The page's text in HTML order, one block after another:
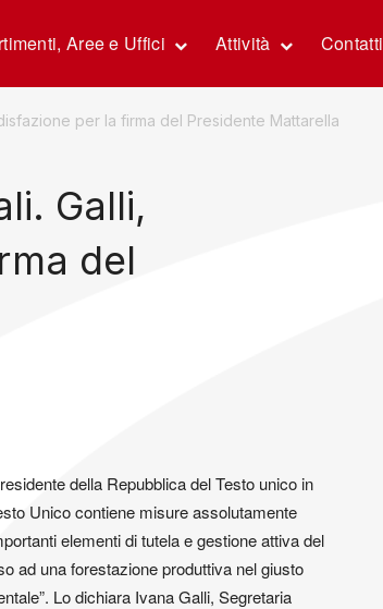
Aree e Uffici Attività Contatti
per la firma del Presidente Mattarella
Galli,
del
della Repubblica del Testo unico in
Unico contiene misure assolutamente
elementi di tutela e gestione attiva del
ad una forestazione produttiva nel giusto
Lo dichiara Ivana Galli, Segretaria